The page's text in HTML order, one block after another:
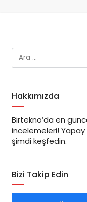
Hakkımızda
Birtekno’da en
incelemeleri! Yapay
şimdi keşfedin.
Bizi Takip Edin